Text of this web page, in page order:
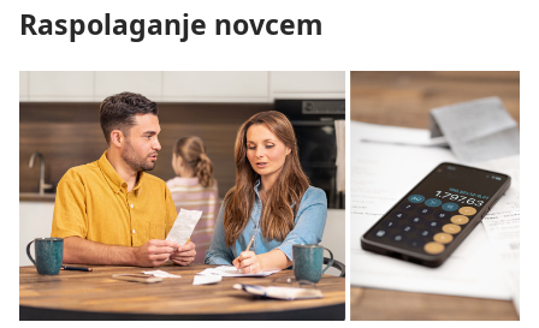
Raspolaganje novcem